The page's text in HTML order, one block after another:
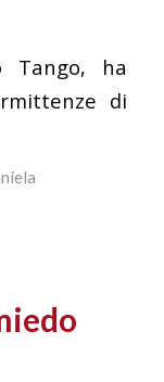
Tango, ha
di